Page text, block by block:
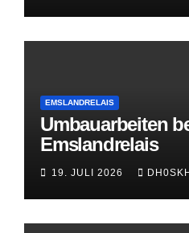
EMSLANDRELAIS
Umbauarbeiten
Emslandrelais
19. JULI 2026